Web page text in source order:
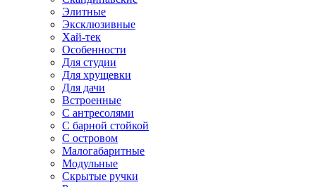
Элитные
Эксклюзивные
Хай-тек
Особенности
Для студии
Для хрущевки
Для дачи
Встроенные
С антресолями
С барной стойкой
С островом
Малогабаритные
Модульные
Скрытые ручки